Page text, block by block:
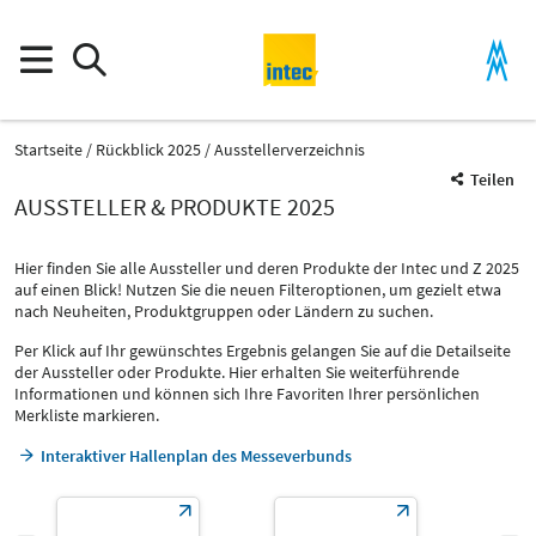
Startseite Rückblick 2025
Ausstellerverzeichnis
Teilen
AUSSTELLER & PRODUKTE 2025
Hier finden Sie alle Aussteller und deren Produkte der Intec und Z 2025
auf einen Blick! Nutzen Sie die neuen Filteroptionen, um gezielt etwa
nach Neuheiten, Produktgruppen oder Ländern zu suchen.
Per Klick auf Ihr gewünschtes Ergebnis gelangen Sie auf die Detailseite
der Aussteller oder Produkte. Hier erhalten Sie weiterführende
Informationen und können sich Ihre Favoriten Ihrer persönlichen
Merkliste markieren.
Interaktiver Hallenplan des Messeverbunds